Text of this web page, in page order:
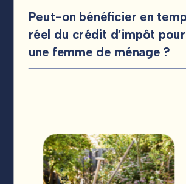
Peut-on bénéficier en
réel du crédit d’impôt pour
une femme de ménage ?